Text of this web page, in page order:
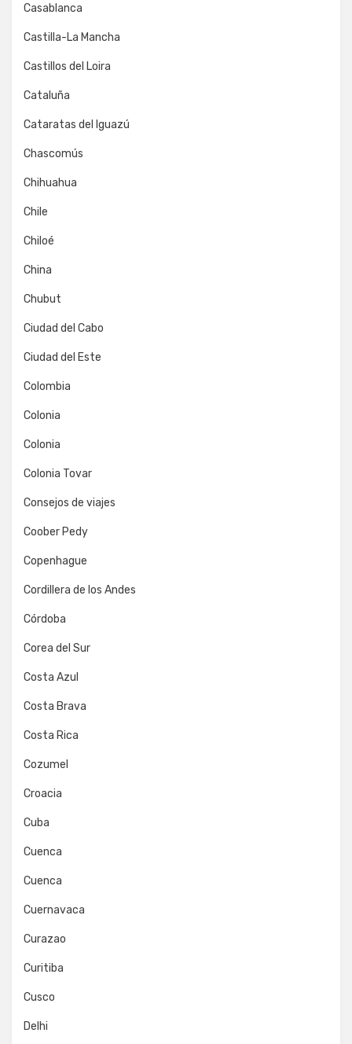
Casablanca
Castilla-La Mancha
Castillos del Loira
Cataluña
Cataratas del Iguazú
Chascomús
Chihuahua
Chile
Chiloé
China
Chubut
Ciudad del Cabo
Ciudad del Este
Colombia
Colonia
Colonia
Colonia Tovar
Consejos de viajes
Coober Pedy
Copenhague
Cordillera de los Andes
Córdoba
Corea del Sur
Costa Azul
Costa Brava
Costa Rica
Cozumel
Croacia
Cuba
Cuenca
Cuenca
Cuernavaca
Curazao
Curitiba
Cusco
Delhi